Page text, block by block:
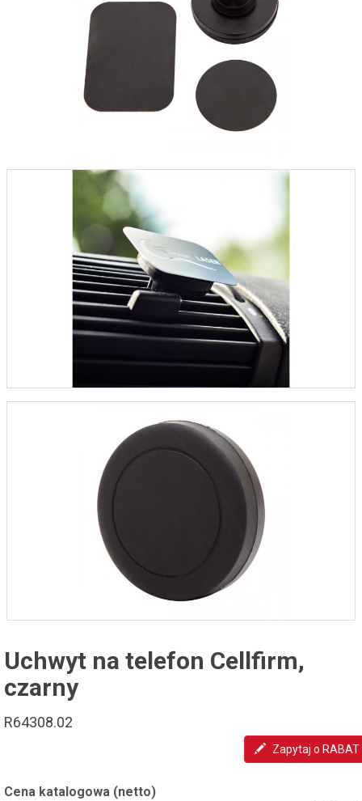
Uchwyt na telefon Cellfirm,
czarny
R64308.02
Zapytaj o RABAT
Cena katalogowa (netto)